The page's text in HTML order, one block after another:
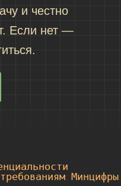
и честно
Если нет —
Минцифры